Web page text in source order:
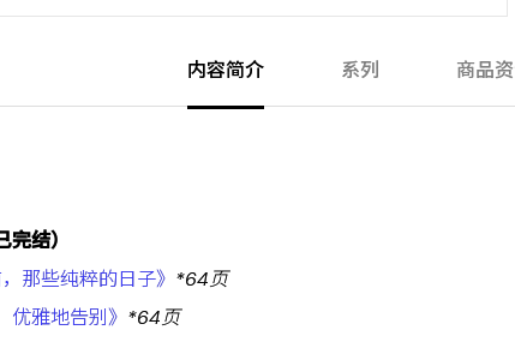
内容简介 系列 商品
结）
那些纯粹的日子》 *64页
优雅地告别》 *64页